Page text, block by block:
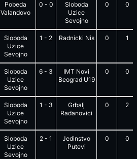
Pobeda
Valandovo
0 - 0
Sloboda
Uzice
Sevojno
0 0
Sloboda
Uzice
Sevojno
1 - 2 Radnicki Nis 0 1
Sloboda
Uzice
Sevojno
6 - 3
IMT Novi
Beograd U19
0 0
Sloboda
Uzice
Sevojno
1 - 3
Grbalj
Radanovici
0 2
Sloboda
Uzice
Sevojno
2 - 1
Jedinstvo
Putevi
0 0